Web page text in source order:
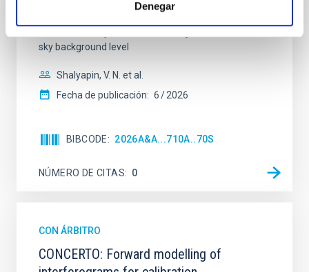
Denegar
hemispheres and using a new photometric
sky background level
Shalyapin, V. N. et al.
Fecha de publicación: 6 2026
BIBCODE 2026A&A...710A..70S
NÚMERO DE CITAS 0
CON ÁRBITRO
CONCERTO: Forward modelling of